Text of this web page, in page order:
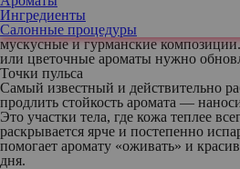
Ингредиенты
Салонные процедуры
Кроме того, большое значение имеют
Дольше всего обычно звучат
мускусные и гурманские
или цветочные ароматы нужно
Точки пульса
Самый известный и действительно
продлить стойкость аромата —
Это участки тела, где кожа теплее
раскрывается ярче и постепенно
помогает аромату «оживать» и
дня.